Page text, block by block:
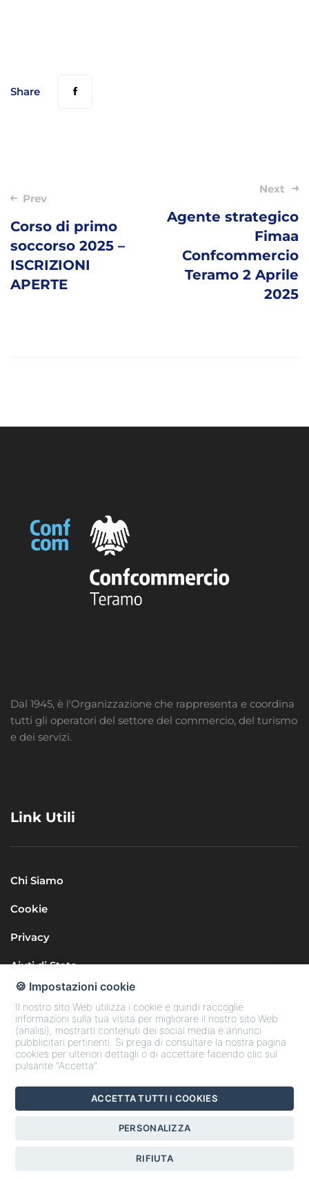
Share
Post
Prev
Corso di primo
soccorso 2025 –
ISCRIZIONI
APERTE
Next
Agente strategico
Fimaa
Confcommercio
Teramo 2 Aprile
2025
Dal 1945, è l'Organizzazione che rappresenta e coordina
tutti gli operatori del settore del commercio, del turismo
e dei servizi.
Link Utili
Chi Siamo
Cookie
Privacy
Aiuti di Stato
Seguici sui Social
Copyright © 2025 Confcommercio Teramo
🍪 Impostazioni cookie
Il nostro sito Web utilizza i cookie e quindi raccoglie
informazioni sulla tua visita per migliorare il nostro sito Web
(analisi), mostrarti contenuti dei social media e annunci
pubblicitari pertinenti. Si prega di consultare la nostra pagina
cookies per ulteriori dettagli o di accettare facendo clic sul
pulsante "Accetta".
ACCETTA TUTTI I COOKIES
PERSONALIZZA
RIFIUTA